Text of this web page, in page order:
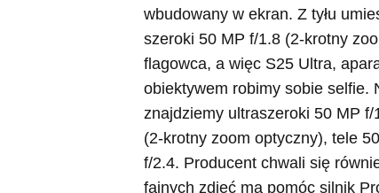
wbudowany w ekran. Z tyłu
szeroki 50 MP f/1.8 (2-krotny
flagowca, a więc S25 Ultra,
obiektywem robimy sobie selfie.
znajdziemy ultraszeroki 50 MP
(2-krotny zoom optyczny), tele
f/2.4. Producent chwali się
fajnych zdjęć ma pomóc silnik